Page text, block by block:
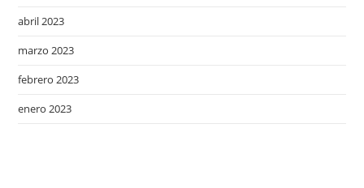
abril 2023
marzo 2023
febrero 2023
enero 2023